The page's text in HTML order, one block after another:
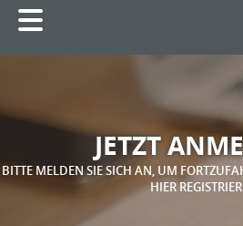
JETZT
BITTE MELDEN SIE SICH AN, UM
HIER